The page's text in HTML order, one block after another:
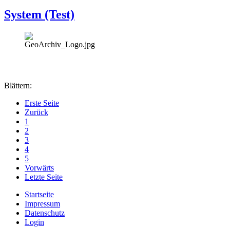
System (Test)
Blättern:
Erste Seite
Zurück
1
2
3
4
5
Vorwärts
Letzte Seite
Startseite
Impressum
Datenschutz
Login